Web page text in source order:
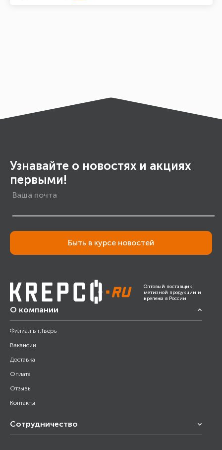
Узнавайте о новостях и акциях
первыми!
Быть в курсе новостей
Оптовый поставщик
метизной продукции и
крепежа в России
О компании
Филиал в г.Тверь
Вакансии
Доставка
Оплата
Отзывы
Контакты
Сотрудничество